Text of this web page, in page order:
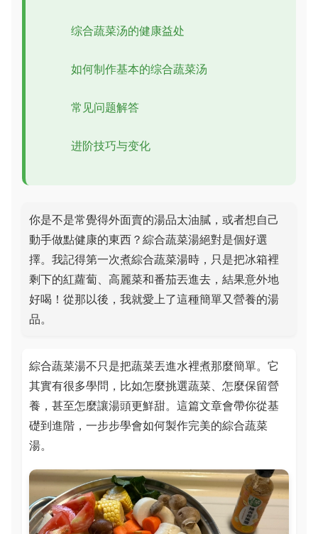
综合蔬菜汤的健康益处
如何制作基本的综合蔬菜汤
常见问题解答
进阶技巧与变化
你是不是常覺得外面賣的湯品太油膩，或者想自己
動手做點健康的東西？綜合蔬菜湯絕對是個好選
擇。我記得第一次煮綜合蔬菜湯時，只是把冰箱裡
剩下的紅蘿蔔、高麗菜和番茄丟進去，結果意外地
好喝！從那以後，我就愛上了這種簡單又營養的湯
品。
綜合蔬菜湯不只是把蔬菜丟進水裡煮那麼簡單。它
其實有很多學問，比如怎麼挑選蔬菜、怎麼保留營
養，甚至怎麼讓湯頭更鮮甜。這篇文章會帶你從基
礎到進階，一步步學會如何製作完美的綜合蔬菜
湯。